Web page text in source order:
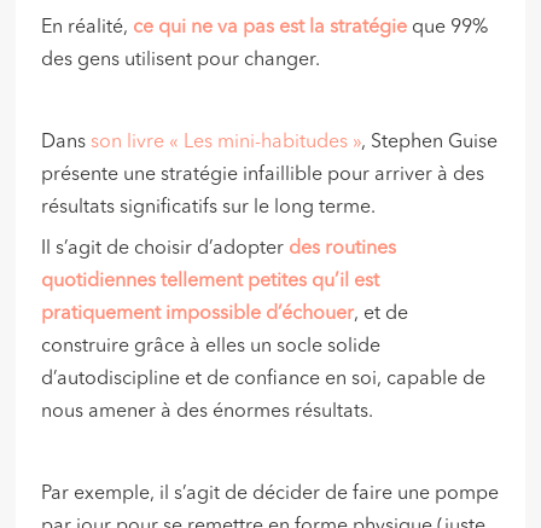
En réalité, ce qui ne va pas est la stratégie que 99%
des gens utilisent pour changer.
Dans son livre « Les mini-habitudes », Stephen Guise
présente une stratégie infaillible pour arriver à des
résultats significatifs sur le long terme.
Il s’agit de choisir d’adopter des routines
quotidiennes tellement petites qu’il est
pratiquement impossible d’échouer, et de
construire grâce à elles un socle solide
d’autodiscipline et de confiance en soi, capable de
nous amener à des énormes résultats.
Par exemple, il s’agit de décider de faire une pompe